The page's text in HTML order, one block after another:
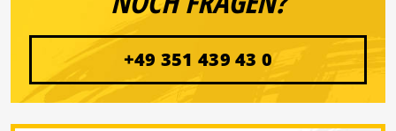
+49 351 439 43 0